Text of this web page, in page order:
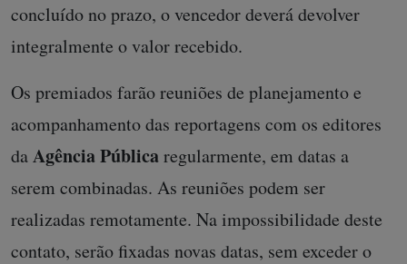
concluído no prazo, o vencedor deverá devolver
integralmente o valor recebido.
Os premiados farão reuniões de planejamento e
acompanhamento das reportagens com os editores
daAgência Públicaregularmente, em datas a
serem combinadas. As reuniões podem ser
realizadas remotamente. Na impossibilidade deste
contato, serão fixadas novas datas, sem exceder o